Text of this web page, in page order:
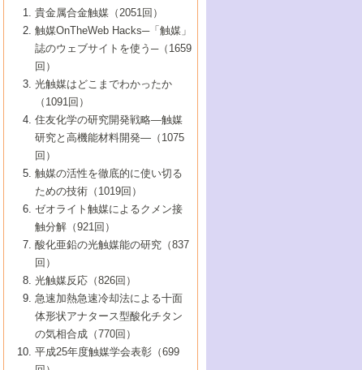
8号 高機能化ポリオレフィンに向けた重合
触媒の最近の進展
7号 持続可能社会実現のための触媒および
触媒関連技術
5号 若手会員による触媒研究の未来展望1：
企業編
6号 第102回触媒討論会
7号 触媒・化学反応における計算化学の進
8号 若手研究者による触媒研究の未来展望
2：大学・研究所編
5号 こんな物質，あんな物質―新たな触媒
の可能性―
7号 『結晶の化学』を活かした触媒研究
8号 イオン液体の応用
5号 水素製造・貯蔵のための触媒技術の新
しい展開
6号 第98回触媒討論会
7号 基礎化学品製造の触媒技術
8号 多機能型リアクター
4号 水分解用光触媒材料
5号 時間分解分光の進歩と応用
6号 第96回触媒討論会
8号 超臨界流体を用いた化学プロセスの新
2号 第93回触媒討論会
3号 特殊エネルギー場の触媒反応
4号 生体内における金属の触媒作用
5号 ファインケミカルズの展開に寄与する
6号 第94回触媒討論会
7号 サブナノレベルでみた新しい表面現象
8号 オレフィン重合触媒の新たな展
1号 なぜこの触媒が良いのか？
2号 第91回触媒討論会
3号 最近の自動車排ガス処理技術
4号 触媒研究の現状と将来─第90回触媒討論
5号 基礎化学品製造の触媒技術
6号 第92回触媒討論会
7号 基礎化学品製造の触媒技術
8号 資源の循環と触媒技術
▼44巻（2002年）
1号 高次制御された触媒の化学
2号 第89回触媒討論会
3号 触媒を利用した電気化学の新展開
4号 ナノ材料の調製と機能化
5号 こんな触媒が欲しい
6号 第90回触媒討論会
7号 触媒研究と学術雑誌/情報
8号 若い世代からみた触媒化学の現状と未
▼43巻（2001年）
1号 グリーンケミストリーと触媒
2号 第87回触媒討論会特集号
3号 生体触媒とバイオプロセス
4号 水素製造・利用の触媒化学
5号 触媒研究における新しい切り口：コン
ビナトリアルケミストリー
6号 第88回触媒討論会特集号
7号 企業における触媒研究のブレークスル
8号 この材料を触媒として使ってみません
▼42巻（2000年）
1号 触媒反応工学の明日を拓く
2号 第85回触媒討論会
3号 反応ダイナミクス
5号 触媒のおもしろさをどのように伝える
6号 第86回触媒討論会
7号 水素化精製触媒の新しい展開
8号 新しい反応性と機能性を目指した金属
クラスタ-化学
▼41巻（1999年）
1号 孔、穴、あな?-特異な空間とその利用-
2号 第83回触媒討論会
3号 均一系触媒反応最前線
4号 実用炭素材料の新展開
5号 研究の方法論を考える
7号 機能性金属材料と触媒
8号 触媒研究へのNMRの応用と展望
▼40巻（1998年）
進展と21世紀への提言/創立40周年記念・触
媒学会この10年の歩みとこれから/創立40周
2号 第81回触媒討論会
3号 計算機触媒化学へのさそい
4号 触媒劣化の制御と予測
5号 最新の実用プロセスと触媒
6号 第82回触媒討論会
7号 ナノ構造体の化学
8号 あの反応は今
1号 均一系と不均一系触媒反応-その特徴と
接点
2号 第79回触媒討論会
3号 最新NO除去触媒の実用化研究
4号 新しい反応場を目指した触媒調製
5号 反応・分離技術の新しい展開
6号 第80回触媒討論会
8号 AFMでみる世界
▼38巻（1996年）
1号 触媒の構造と触媒作用/C1化学を中心と
する21世紀への触媒
3号 オリンピックメダル:金・銀・銅はどん
な触媒作用を示すか
4号 触媒作用における機能の複合化
5号 未来を拓け！若手研究者
6号 第78回触媒討論会
7号 ダイナミックな領域への触媒研究の展
開/C1化学を中心とする21世紀への触媒
▼37巻（1995年）
1号 ファインケミカルズと固体触媒
2号 第75回触媒討論会
3号 希土類を利用した触媒
4号 触媒とリサイクル
5号 エネルギー変換触媒
6号 第76回触媒討論会
7号 表面吸着相の新しい展開
8号 マイクロポーラス・クリスタル触媒の
▼36巻（1994年）
1号 電気化学と触媒
2号 第73回触媒討論会
3号 C4化学の展開
4号 《通常号》
5号 《通常号》
6号 第74回触媒討論会
▼35巻（1993年）
1号 工業触媒開発マニュアル―探索から工
業化まで
2号 第71回触媒討論会
3号 研究開発のうらおもて―着想と展開
4号 触媒劣化と寿命の予測
5号 環境に優しい触媒
▼34巻（1992年）
1号 インパクトを与えたこの研究
2号 第69回触媒討論会
3号 ケミカルズ合成触媒―新しい展開と応
▼33巻（1991年）
1号 触媒プロセス開発マニュアル―探索か
ら工業化まで，知っておきたいこと PartII
2号 第67回触媒討論会
▼32巻（1990年）
1号 21世紀に向けて触媒研究の飛躍をめざ
す―触媒化学の裾野を広げよう
2号 第65回触媒討論会
▼31巻（1989年）
1号 情報科学と反応設計・材料設計
▼30巻（1988年）
貴金属合金触媒（2051回）
触媒OnTheWeb Hacks─「触媒」
誌のウェブサイトを使う─（1659
回）
光触媒はどこまでわかったか
（1091回）
住友化学の研究開発戦略―触媒
研究と高機能材料開発―（1075
回）
触媒の活性を徹底的に使い切る
ための技術（1019回）
ゼオライト触媒によるクメン接
触分解（921回）
酸化亜鉛の光触媒能の研究（837
回）
光触媒反応（826回）
急速加熱急速冷却法による十面
体形状アナタース型酸化チタン
の気相合成（770回）
平成25年度触媒学会表彰（699